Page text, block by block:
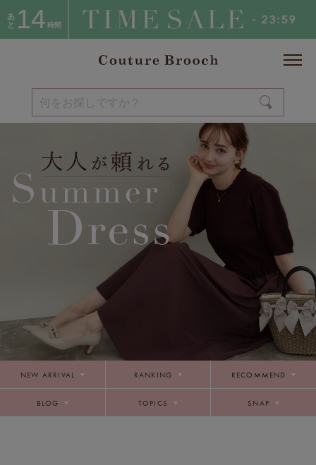
あ
と 14 時間
NEW ARRIVAL RANKING RECOMMEND
BLOG TOPICS SNAP